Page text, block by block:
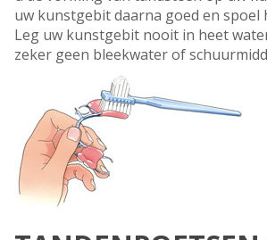
uw kunstgebit daarna goed en spoel
Leg uw kunstgebit nooit in heet
zeker geen bleekwater of